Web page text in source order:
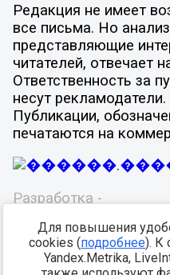
Редакция не имеет
все письма. Но
представляющие
читателей, отвечает
Ответственность за
несут рекламодатели.
Публикации,
печатаются на
Разработка -
Для повышения
cookies (подробнее). К
Yandex.Metrika,